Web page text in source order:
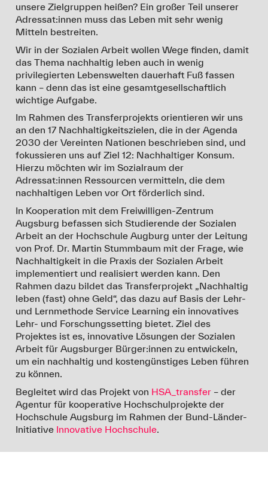
unsere Zielgruppen heißen? Ein großer Teil unserer
Adressat:innen muss das Leben mit sehr wenig
Mitteln bestreiten.
Wir in der Sozialen Arbeit wollen Wege finden, damit
das Thema nachhaltig leben auch in wenig
privilegierten Lebenswelten dauerhaft Fuß fassen
kann – denn das ist eine gesamtgesellschaftlich
wichtige Aufgabe.
Im Rahmen des Transferprojekts orientieren wir uns
an den 17 Nachhaltigkeitszielen, die in der Agenda
2030 der Vereinten Nationen beschrieben sind, und
fokussieren uns auf Ziel 12: Nachhaltiger Konsum.
Hierzu möchten wir im Sozialraum der
Adressat:innen Ressourcen vermitteln, die dem
nachhaltigen Leben vor Ort förderlich sind.
In Kooperation mit dem Freiwilligen-Zentrum
Augsburg befassen sich Studierende der Sozialen
Arbeit an der Hochschule Augburg unter der Leitung
von Prof. Dr. Martin Stummbaum mit der Frage, wie
Nachhaltigkeit in die Praxis der Sozialen Arbeit
implementiert und realisiert werden kann. Den
Rahmen dazu bildet das Transferprojekt „Nachhaltig
leben (fast) ohne Geld“, das dazu auf Basis der Lehr-
und Lernmethode Service Learning ein innovatives
Lehr- und Forschungssetting bietet. Ziel des
Projektes ist es, innovative Lösungen der Sozialen
Arbeit für Augsburger Bürger:innen zu entwickeln,
um ein nachhaltig und kostengünstiges Leben führen
zu können.
Begleitet wird das Projekt von HSA_transfer – der
Agentur für kooperative Hochschulprojekte der
Hochschule Augsburg im Rahmen der Bund-Länder-
Initiative Innovative Hochschule.